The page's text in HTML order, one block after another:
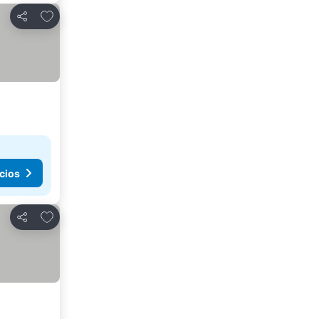
Compartir
Añadir a favoritos
Compartir
Añadir a favoritos